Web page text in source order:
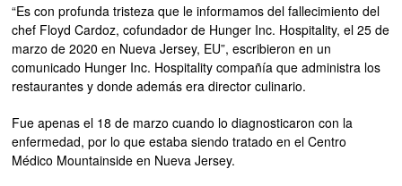
“Es con profunda tristeza que le informamos del fallecimiento del
chef Floyd Cardoz, cofundador de Hunger Inc. Hospitality, el 25 de
marzo de 2020 en Nueva Jersey, EU”, escribieron en un
comunicado Hunger Inc. Hospitality compañía que administra los
restaurantes y donde además era director culinario.
Fue apenas el 18 de marzo cuando lo diagnosticaron con la
enfermedad, por lo que estaba siendo tratado en el Centro
Médico Mountainside en Nueva Jersey.